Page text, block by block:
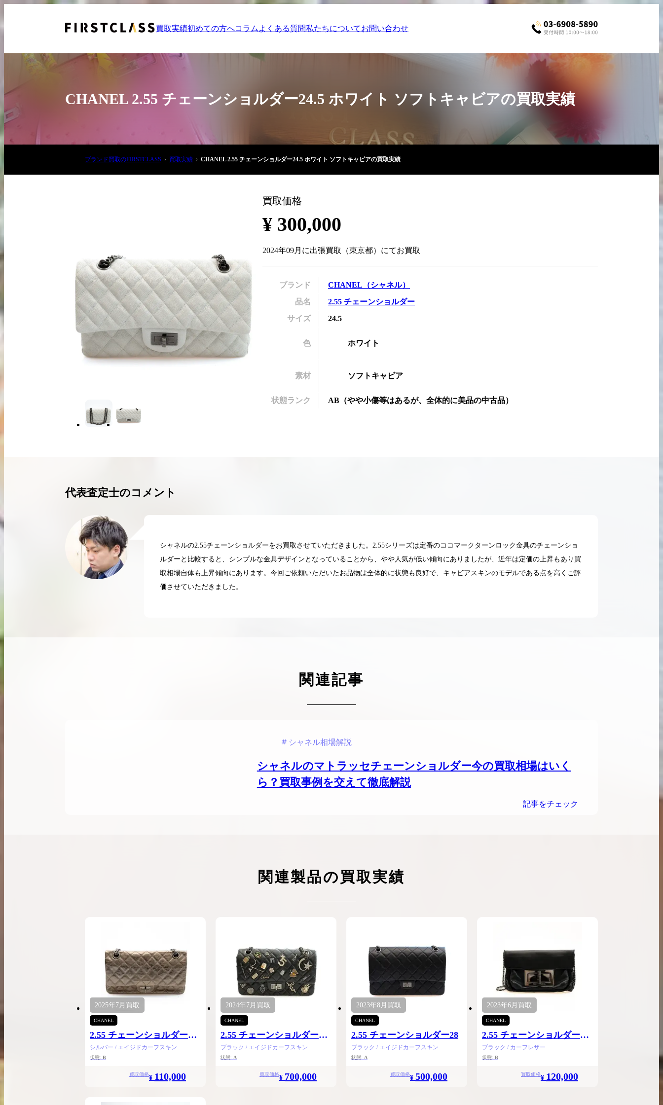
買取実績初めての方へコラム よくある質問私たちについてお問い合わせ
03-6908-5890
LINE査定
取相場や高く売れるコツを解説
CHANEL 2.55 チェーンショルダー24.5 ホワイト ソフトキャビアの買取実績
ブランド買取のFIRSTCLASS 買取実績 CHANEL 2.55 チェーンショルダー24.5 ホワイト ソフトキャビアの買取実績
買取価格
¥ 300,000
2024年09月 に出張買取 （東京都）にてお買取
ブランド CHANEL （シャネル）
品名
2.55 チェーンショルダー
サイズ
24.5
色 ホワイト
素材 ソフトキャビア
状態ランク AB （やや小傷等はあるが、全体的に美品の中古品）
代表査定士のコメント
シャネルの2.55チェーンショルダーをお買取させていただきました。2.55シリーズは定番のココマークターンロック金具のチェーンショ
ルダーと比較すると、シンプルな金具デザインとなっていることから、やや人気が低い傾向にありましたが、近年は定価の上昇もあり買
取相場自体も上昇傾向にあります。今回ご依頼いただいたお品物は全体的に状態も良好で、キャビアスキンのモデルである点を高くご評
価させていただきました。
関連記事
シャネル相場解説
シャネルのマトラッセチェーンショルダー今の買取相場はいく
ら？買取事例を交えて徹底解説
記事をチェック
関連製品の買取実績
2025年7月 買取
CHANEL
2.55 チェーンショルダー
24.5
シルバー / エイジドカーフスキン
状態: B
買取価格¥ 110,000
2024年7月 買取
CHANEL
2.55 チェーンショルダー
24.5
ブラック / エイジドカーフスキン
状態: A
買取価格¥ 700,000
2023年8月 買取
CHANEL
2.55 チェーンショルダー28
ブラック / エイジドカーフスキン
状態: A
買取価格¥ 500,000
2023年6月 買取
CHANEL
2.55 チェーンショルダーミ
ニ
ブラック / カーフレザー
状態: B
買取価格¥ 120,000